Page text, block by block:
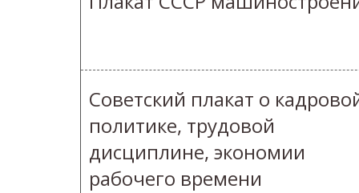
Советский плакат о
политике, трудовой
дисциплине, экономии
рабочего времени